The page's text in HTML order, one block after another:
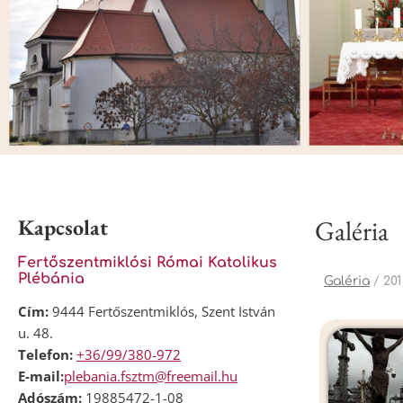
Kapcsolat
Fertőszentmiklósi Római Katolikus
Plébánia
Cím: 9444 Fertőszentmiklós, Szent István
u. 48.
Telefon: +36/99/380-972
E-mail:plebania.fsztm@freemail.hu
Adószám: 19885472-1-08
Galéria
Galéria /